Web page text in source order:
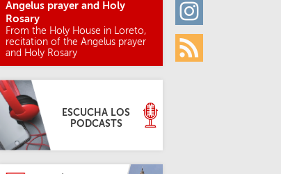
Instagram
Rss
Angelus prayer and Holy
Rosary
From the Holy House in Loreto,
recitation of the Angelus prayer
and Holy Rosary
ESCUCHA LOS
PODCASTS